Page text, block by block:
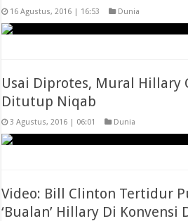
16 Agustus, 2016 | 16:53 Dunia
Usai Diprotes, Mural Hillary
Ditutup Niqab
3 Agustus, 2016 | 06:01 Dunia
Video: Bill Clinton Tertidur
‘Bualan’ Hillary Di Konvensi